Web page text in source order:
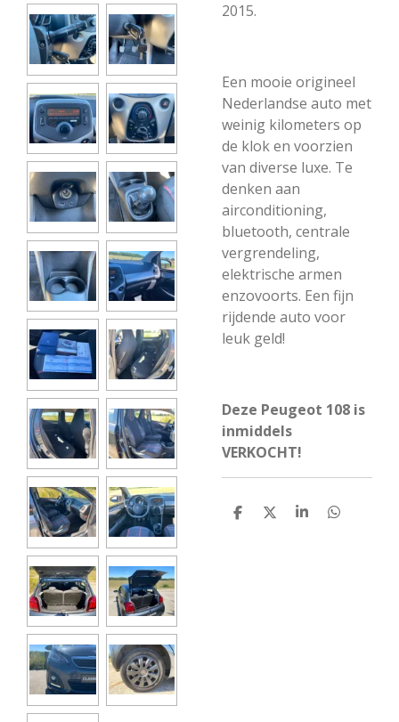
2015.
Een mooie origineel
Nederlandse auto met
weinig kilometers op
de klok en voorzien
van diverse luxe. Te
denken aan
airconditioning,
bluetooth, centrale
vergrendeling,
elektrische armen
enzovoorts. Een fijn
rijdende auto voor
leuk geld!
Deze Peugeot 108 is
inmiddels
VERKOCHT!
D
D
S
D